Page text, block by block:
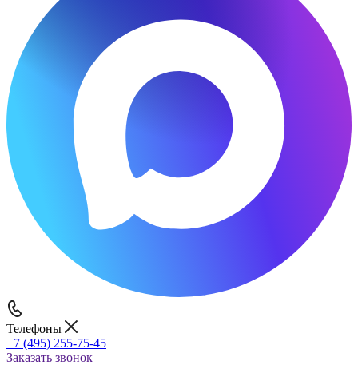
Телефоны
+7 (495) 255-75-45
Заказать звонок